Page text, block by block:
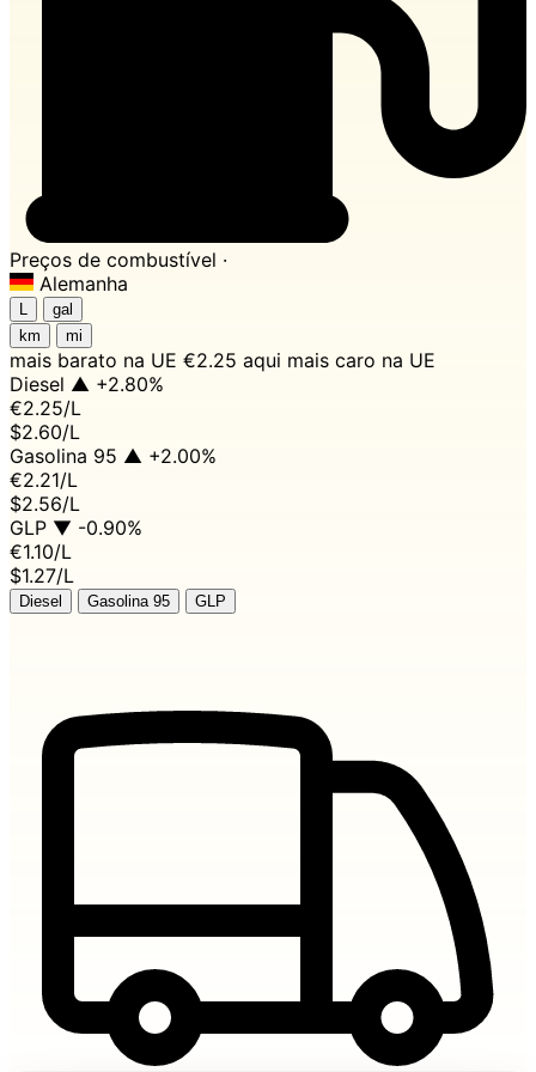
Preços de combustível ·
Alemanha
L
gal
km
mi
mais barato na UE €2.25 aqui mais caro na UE
Diesel ▲ +2.80%
€2.25/L
$2.60/L
Gasolina 95 ▲ +2.00%
€2.21/L
$2.56/L
GLP ▼ -0.90%
€1.10/L
$1.27/L
Diesel Gasolina 95 GLP